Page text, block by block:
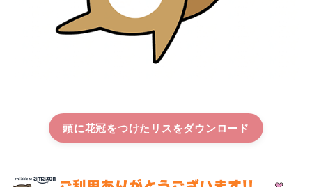
頭に花冠をつけたリス